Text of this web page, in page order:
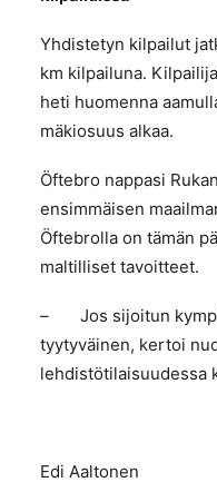
Yhdistetyn kilpailut
km kilpailuna.
heti huomenna
mäkiosuus alkaa.
Öftebro nappasi
ensimmäisen
Öftebrolla on tämän
maltilliset tavoitteet.
– Jos sijoitun
tyytyväinen, kertoi
lehdistötilaisuudessa
Edi Aaltonen